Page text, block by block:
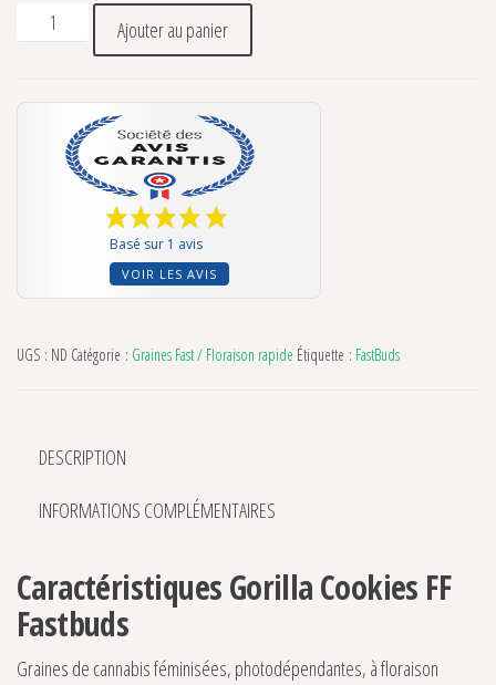
quantité de Gorilla Cookies Fast Flowering Fastbuds
Ajouter au panier
Basé sur 1 avis
VOIR LES AVIS
UGS : ND Catégorie : Graines Fast / Floraison rapide Étiquette : FastBuds
DESCRIPTION
INFORMATIONS COMPLÉMENTAIRES
Caractéristiques Gorilla Cookies FF
Fastbuds
Graines de cannabis féminisées, photodépendantes, à floraison